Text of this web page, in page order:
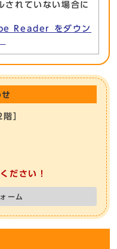
されていない場合に
Reader をダウン
］
ださい！
ーム